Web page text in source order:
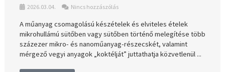
2026.03.04. Nincs hozzászólás
A műanyag csomagolású készételek és elviteles ételek
mikrohullámú sütőben vagy sütőben történő melegítése több
százezer mikro- és nanoműanyag-részecskét, valamint
mérgező vegyi anyagok „koktélját” juttathatja közvetlenül ...